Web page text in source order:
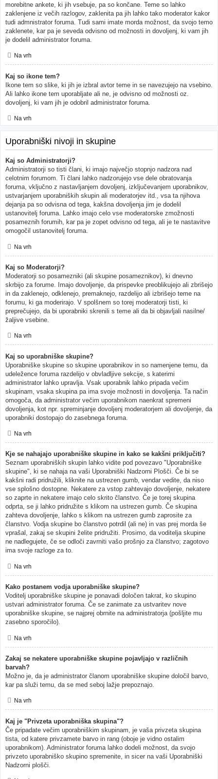
morebitne ankete, ki jih vsebuje, pa so končane. Teme so lahko
zaklenjene iz večih razlogov, zaklenita pa jih lahko tako moderator kakor
tudi admnistrator foruma. Tudi sami imate morda možnost, da svojo temo
zaklenete, kar pa je seveda odvisno od možnosti in dovoljenj, ki vam jih
je dodelil administrator foruma.
Na vrh
Kaj so ikone tem?
Ikone tem so slike, ki jih je izbral avtor teme in se navezujejo na vsebino.
Ali lahko ikone tem uporabljate ali ne, je odvisno od možnosti oz.
dovoljenj, ki vam jih je odobril administrator foruma.
Na vrh
Uporabniški nivoji in skupine
Kaj so Administratorji?
Administratorji so tisti člani, ki imajo največjo stopnjo nadzora nad
celotnim forumom. Ti člani lahko nadzorujejo vse dele obratovanja
foruma, vključno z nastavljanjem dovoljenj, izključevanjem uporabnikov,
ustvarjanjem uporabniških skupin ali moderatorjev itd., vsa ta njihova
dejanja pa so odvisna od tega, kakšna dovoljenja jim je dodelil
ustanovitelj foruma. Lahko imajo celo vse moderatorske zmožnosti
posameznih forumih, kar pa je zopet odvisno od tega, ali je te nastavitve
omogočil ustanovitelj foruma.
Na vrh
Kaj so Moderatorji?
Moderatorji so posamezniki (ali skupine posameznikov), ki dnevno
skrbijo za forume. Imajo dovoljenje, da prispevke preoblikujejo ali zbrišejo
in da zaklenejo, odklenejo, premaknejo, razdelijo ali izbrišejo teme na
forumu, ki ga moderirajo. V spolšnem so torej moderatorji tisti, ki
preprečujejo, da bi uporabniki skrenili s teme ali da bi objavljali nasilne/
žaljive vsebine.
Na vrh
Kaj so uporabniške skupine?
Uporabniške skupine so skupine uporabnikov in so namenjene temu, da
udeležence foruma razdelijo v obvladljive sekcije, s katerimi
administrator lahko upravlja. Vsak uporabnik lahko pripada večim
skupinam, vsaka skupina pa ima svoje možnosti in dovoljenja. Ta način
omogoča, da administrator večim uporabnikom naenkrat spremeni
dovoljenja, kot npr. spreminjanje dovoljenj moderatorjem ali dovoljenje, da
uporabniki dostopajo do zasebnega foruma.
Na vrh
Kje se nahajajo uporabniške skupine in kako se kakšni priključiti?
Seznam uporabniških skupin lahko vidite pod povezavo "Uporabniške
skupine", ki se nahaja na vaši Uporabniški Nadzorni Plošči. Če bi se
kakšni radi pridružili, kliknite na ustrezen gumb, vendar vedite, da niso
vse splošno dostopne. Nekatere za vstop zahtevajo dovoljenje, nekatere
so zaprte in nekatere imajo celo skrito članstvo. Če je torej skupina
odprta, se ji lahko pridružite s klikom na ustrezen gumb. Če skupina
zahteva dovoljenje, lahko s klikom na ustrezen gumb zaprosite za
članstvo. Vodja skupine bo članstvo potrdil (ali ne) in vas prej morda še
vprašal, zakaj se skupini želite pridružiti. Prosimo, da voditelja skupine
ne nadlegujete, če se odloči zavrniti vašo prošnjo za članstvo; zagotovo
ima svoje razloge za to.
Na vrh
Kako postanem vodja uporabniške skupine?
Voditelj uporabniške skupine je ponavadi določen takrat, ko skupino
ustvari administrator foruma. Če se zanimate za ustvaritev nove
uporabniške skupine, se najprej obrnite na administratorja (pošljite mu
zasebno sporočilo).
Na vrh
Zakaj se nekatere uporabniške skupine pojavljajo v različnih
barvah?
Možno je, da je administrator članom uporabniške skupine določil barvo,
kar pa služi temu, da se med seboj lažje prepoznajo.
Na vrh
Kaj je "Privzeta uporabniška skupina"?
Če pripadate večim uporabniškim skupinam, je vaša privzeta skupina
tista, od katere privzamete barvo in rang (oboje je vidno ostalim
uporabnikom). Administrator foruma lahko dodeli možnost, da svojo
privzeto uporabniško skupino spremenite, in sicer na vaši Uporabniški
Nadzorni plošči.